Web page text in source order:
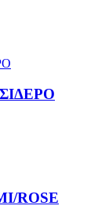
ROSE